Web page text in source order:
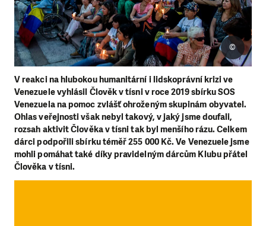
V reakci na hlubokou humanitární i lidskoprávní krizi ve
Venezuele vyhlásil Člověk v tísni v roce 2019 sbírku SOS
Venezuela na pomoc zvlášť ohroženým skupinám obyvatel.
Ohlas veřejnosti však nebyl takový, v jaký jsme doufali,
rozsah aktivit Člověka v tísni tak byl menšího rázu. Celkem
dárci podpořili sbírku téměř 255 000 Kč. Ve Venezuele jsme
mohli pomáhat také díky pravidelným dárcům Klubu přátel
Člověka v tísni.
©